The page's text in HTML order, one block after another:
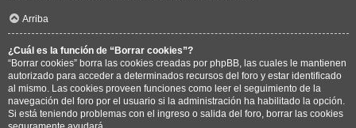
Arriba
¿Cuál es la función de “Borrar cookies”?
“Borrar cookies” borra las cookies creadas por phpBB, las cuales le mantienen
autorizado para acceder a determinados recursos del foro y estar identificado
al mismo. Las cookies proveen funciones como leer el seguimiento de la
navegación del foro por el usuario si la administración ha habilitado la opción.
Si está teniendo problemas con el ingreso o salida del foro, borrar las cookies